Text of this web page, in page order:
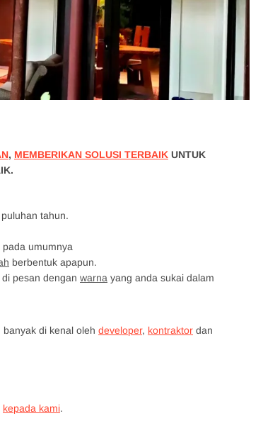
, MEMBERIKAN SOLUSI TERBAIK UNTUK
tahun.
umumnya
berbentuk apapun.
di pesan dengan warna yang anda sukai dalam
di kenal oleh developer, kontraktor dan
kepada kami.